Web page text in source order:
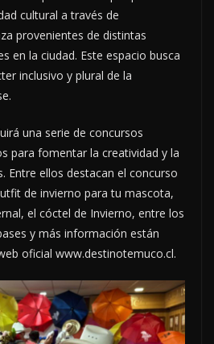
cultural a través de
provenientes de distintas
en la ciudad. Este espacio busca
inclusivo y plural de la
una serie de concursos
para fomentar la creatividad y la
Entre ellos destacan el concurso
de invierno para tu mascota,
el cóctel de Invierno, entre los
y más información están
oficial www.destinotemuco.cl.